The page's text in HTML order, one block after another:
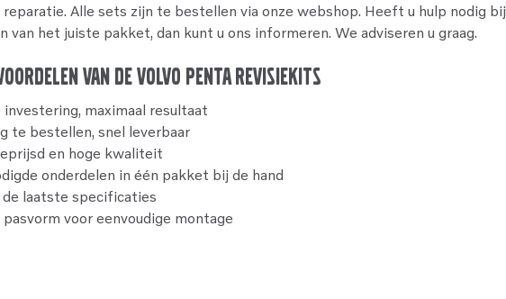
reparatie. Alle sets zijn te bestellen via onze webshop. Heeft u hulp nodig bij
van het juiste pakket, dan kunt u ons informeren. We adviseren u graag.
van de Volvo Penta revisiekits
investering, maximaal resultaat
te bestellen, snel leverbaar
en hoge kwaliteit
onderdelen in één pakket bij de hand
laatste specificaties
voor eenvoudige montage